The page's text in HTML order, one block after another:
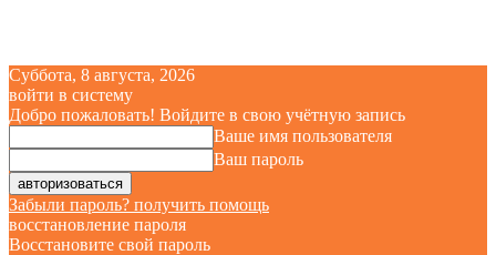
Суббота, 8 августа, 2026
войти в систему
Добро пожаловать! Войдите в свою учётную запись
Ваше имя пользователя
Ваш пароль
Забыли пароль? получить помощь
восстановление пароля
Восстановите свой пароль